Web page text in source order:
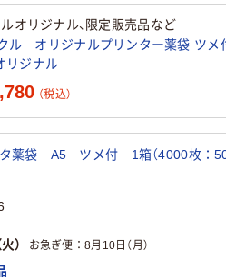
オリジナル、限定販売品など
ル オリジナルプリンター薬袋 ツメ
） オリジナル
（税込）
薬袋 A5 ツメ付 1箱（4000枚：
） お急ぎ便 8月10日（月）